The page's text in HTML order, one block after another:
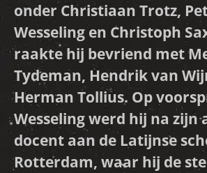
onder Christiaan Trotz,
Wesseling en Christoph
raakte hij bevriend met
Tydeman, Hendrik van
Herman Tollius. Op
Wesseling werd hij na zijn
docent aan de Latijnse
Rotterdam, waar hij de